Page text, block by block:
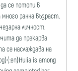
се потопи в
ранна възраст.
личност.
да прекарва
се наслаждава на
is among